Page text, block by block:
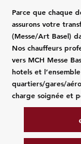
Parce que chaque
assurons votre
(Messe/Art Basel)
Nos chauffeurs
vers MCH Messe
hotels et
quartiers/gares/
charge soignée et